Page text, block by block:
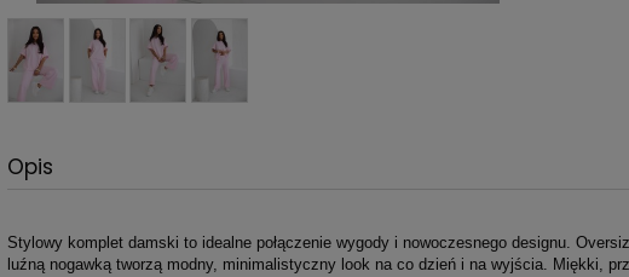
Opis
Stylowy komplet damski to idealne połączenie wygody i nowoczesnego designu.
luźną nogawką tworzą modny, minimalistyczny look na co dzień i na wyjścia. Miękki,